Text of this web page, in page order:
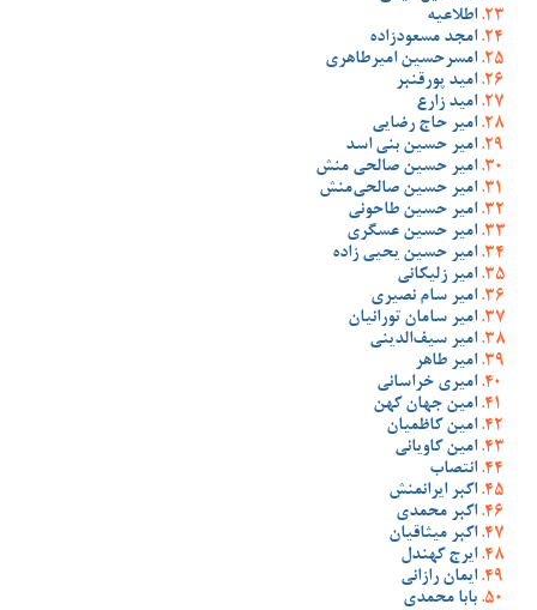
اطلاعیه
امجد مسعودزاده
امسرحسین امیرطاهری
امید پورقنبر
امید زارع
امیر حاج رضایی
امیر حسین بنی اسد
امیر حسین صالحی منش
امیر حسین صالحی‌منش
امیر حسین طاحونی
امیر حسین عسگری
امیر حسین یحیی زاده
امیر زلیکانی
امیر سام نصیری
امیر سامان تورانیان
امیر سیف‌الدینی
امیر طاهر
امیری خراسانی
امین جهان کهن
امین کاظمیان
امین کاویانی
انتصاب
اکبر ایرانمنش
اکبر محمدی
اکبر میثاقیان
ایرج کهندل
ایمان رازانی
بابا محمدی